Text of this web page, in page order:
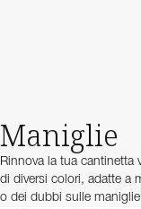
Maniglie
Rinnova la tua cantinetta
di diversi colori, adatte a
o dei dubbi sulle